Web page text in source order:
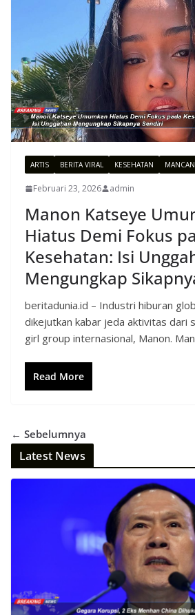
ARTIS BERITA VIRAL KESEHATAN
Februari 23, 2026 admin
Manon Katseye
Hiatus Demi Fokus
Kesehatan: Isi
Mengungkap
beritadunia.id – Industri hiburan
dikejutkan kabar jeda aktivitas dari
girl group internasional, Manon.
Read More
← Sebelumnya
Latest News